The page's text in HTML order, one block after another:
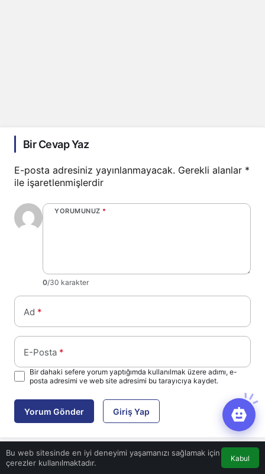
Bir Cevap Yaz
E-posta adresiniz yayınlanmayacak. Gerekli alanlar *
ile işaretlenmişlerdir
YORUMUNUZ *
0/30 karakter
Ad *
E-Posta *
Bir dahaki sefere yorum yaptığımda kullanılmak üzere adımı, e-
posta adresimi ve web site adresimi bu tarayıcıya kaydet.
Yorum Gönder Giriş Yap
Bu web sitesinde en iyi deneyimi yaşamanızı sağlamak için
çerezler kullanılmaktadır.
Kabul